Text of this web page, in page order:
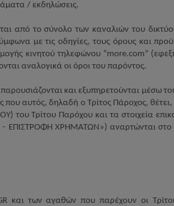
/ εκδηλώσεις.
από το σύνολο των καναλιών του
με τις οδηγίες, τους όρους και
κινητού τηλεφώνου “more.com”
αναλογικά οι όροι του παρόντος.
και εξυπηρετούνται μέσω
αυτός, δηλαδή ο Τρίτος Πάροχος,
Τρίτου Παρόχου και τα στοιχεία
- ΕΠΙΣΤΡΟΦΗ ΧΡΗΜΑΤΩΝ») αναρτώνται στο
και των αγαθών που παρέχουν οι